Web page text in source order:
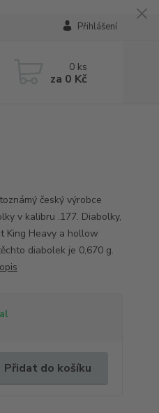
Přihlášení
0 ks
za 0 Kč
český výrobce
v kalibru .177. Diabolky,
King Heavy a hollow
diabolek je 0,670 g.
Přidat do košíku